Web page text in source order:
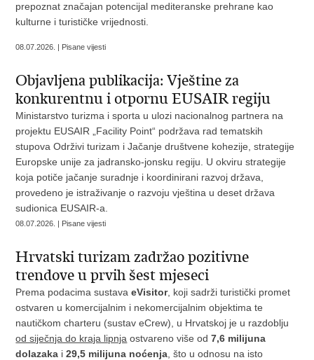
prepoznat značajan potencijal mediteranske prehrane kao
kulturne i turističke vrijednosti.
08.07.2026. | Pisane vijesti
Objavljena publikacija: Vještine za
konkurentnu i otpornu EUSAIR regiju
Ministarstvo turizma i sporta u ulozi nacionalnog partnera na
projektu EUSAIR „Facility Point“ podržava rad tematskih
stupova Održivi turizam i Jačanje društvene kohezije, strategije
Europske unije za jadransko-jonsku regiju. U okviru strategije
koja potiče jačanje suradnje i koordinirani razvoj država,
provedeno je istraživanje o razvoju vještina u deset država
sudionica EUSAIR-a.
08.07.2026. | Pisane vijesti
Hrvatski turizam zadržao pozitivne
trendove u prvih šest mjeseci
Prema podacima sustavaeVisitor, koji sadrži turistički promet
ostvaren u komercijalnim i nekomercijalnim objektima te
nautičkom charteru (sustav eCrew), u Hrvatskoj je u razdoblju
od siječnja do kraja lipnja ostvareno više od7,6 milijuna
dolazaka i29,5 milijuna noćenja , što u odnosu na isto